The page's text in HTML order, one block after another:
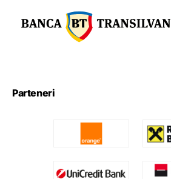
Parteneri